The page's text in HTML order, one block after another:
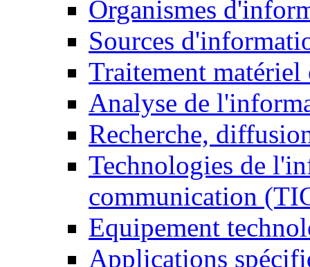
Organismes
Sources
Traitement matériel
Analyse de
Recherche,
Technologies de
communication
Equipement
Applications